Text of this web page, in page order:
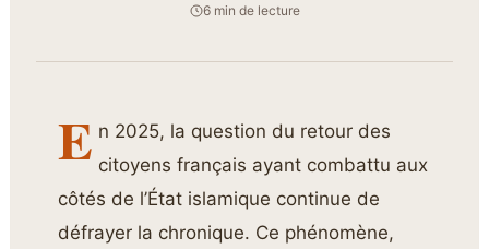
6 min de lecture
E n 2025, la question du retour des
citoyens français ayant combattu aux
côtés de l’État islamique continue de
défrayer la chronique. Ce phénomène,